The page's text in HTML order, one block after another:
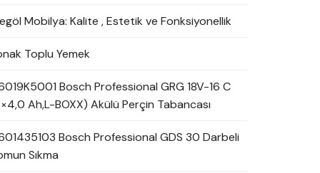
Mobilya: Kalite , Estetik ve Fonksiyonellik
Toplu Yemek
Bosch Professional GRG 18V-16 C
Ah,L-BOXX) Akülü Perçin Tabancası
Bosch Professional GDS 30 Darbeli
Sıkma